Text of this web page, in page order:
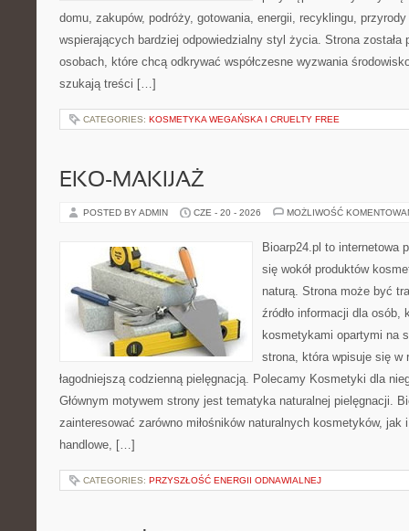
domu, zakupów, podróży, gotowania, energii, recyklingu,
wspierających bardziej odpowiedzialny styl życia. Strona została
osobach, które chcą odkrywać współczesne wyzwania
szukają treści […]
CATEGORIES: KOSMETYKA WEGAŃSKA I CRUELTY FREE
EKO-MAKIJAŻ
POSTED BY ADMIN CZE - 20 - 2026 MOŻLIWOŚĆ
Bioarp24.pl to internetowa
się wokół produktów
naturą. Strona może być
źródło informacji dla osób,
kosmetykami opartymi na
strona, która wpisuje się w
łagodniejszą codzienną pielęgnacją. Polecamy Kosmetyki dla
Głównym motywem strony jest tematyka naturalnej pielęgnacji.
zainteresować zarówno miłośników naturalnych kosmetyków, jak
handlowe, […]
CATEGORIES: PRZYSZŁOŚĆ ENERGII ODNAWIALNEJ